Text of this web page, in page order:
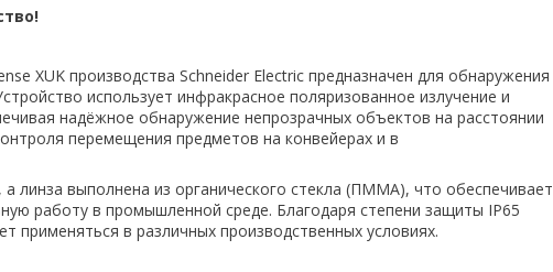
XUK производства Schneider Electric предназначен для обнаружения
использует инфракрасное поляризованное излучение и
надёжное обнаружение непрозрачных объектов на расстоянии
перемещения предметов на конвейерах и в
линза выполнена из органического стекла (ПММА), что обеспечивает
работу в промышленной среде. Благодаря степени защиты IP65
в различных производственных условиях.